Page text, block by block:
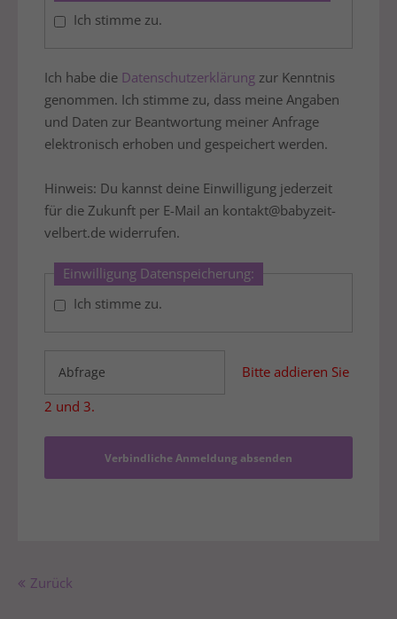
Ich stimme zu.
Ich habe die Datenschutzerklärung zur Kenntnis
genommen. Ich stimme zu, dass meine Angaben
und Daten zur Beantwortung meiner Anfrage
elektronisch erhoben und gespeichert werden.
Hinweis: Du kannst deine Einwilligung jederzeit
für die Zukunft per E-Mail an kontakt@babyzeit-
velbert.de widerrufen.
Einwilligung Datenspeicherung:
Ich stimme zu.
Bitte addieren Sie
2 und 3.
Verbindliche Anmeldung absenden
Zurück